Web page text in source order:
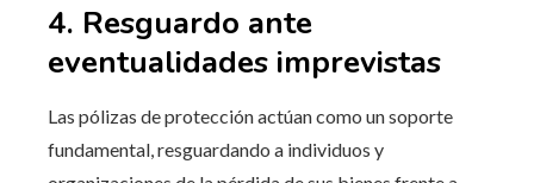
4. Resguardo ante
eventualidades imprevistas
Las pólizas de protección actúan como un soporte
fundamental, resguardando a individuos y